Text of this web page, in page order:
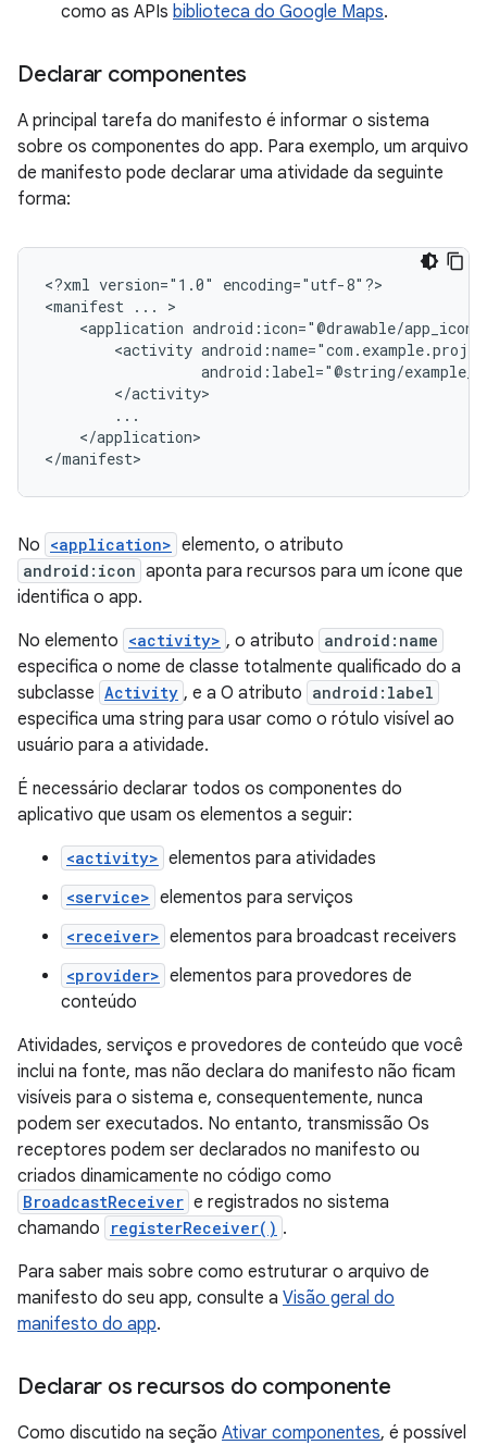
como as APIs biblioteca do Google Maps.
Declarar componentes
A principal tarefa do manifesto é informar o sistema
sobre os componentes do app. Para exemplo, um arquivo
de manifesto pode declarar uma atividade da seguinte
forma:
<?xml version="1.0"
encoding="utf-8"?>
<manifest ...
<application android:icon="@drawable/
<activity
android:label="@string/
</application>
</manifest>
No <application> elemento, o atributo
android:icon aponta para recursos para um ícone que
identifica o app.
No elemento <activity> , o atributo android:name
especifica o nome de classe totalmente qualificado do a
subclasse Activity , e a O atributo android:label
especifica uma string para usar como o rótulo visível ao
usuário para a atividade.
É necessário declarar todos os componentes do
aplicativo que usam os elementos a seguir:
<activity> elementos para atividades
<service> elementos para serviços
<receiver> elementos para broadcast receivers
<provider> elementos para provedores de
conteúdo
Atividades, serviços e provedores de conteúdo que você
inclui na fonte, mas não declara do manifesto não ficam
visíveis para o sistema e, consequentemente, nunca
podem ser executados. No entanto, transmissão Os
receptores podem ser declarados no manifesto ou
criados dinamicamente no código como
BroadcastReceiver e registrados no sistema
chamando
registerReceiver() .
Para saber mais sobre como estruturar o arquivo de
manifesto do seu app, consulte a Visão geral do
manifesto do app.
Declarar os recursos do componente
Como discutido na seção Ativar componentes, é possível